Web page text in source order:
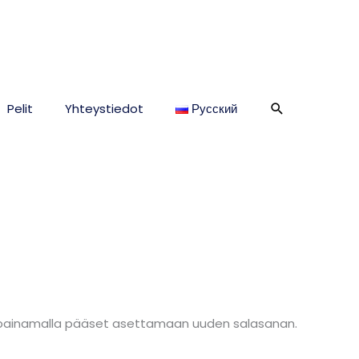
Pelit Yhteystiedot Русский Hae
pääset asettamaan uuden salasanan.